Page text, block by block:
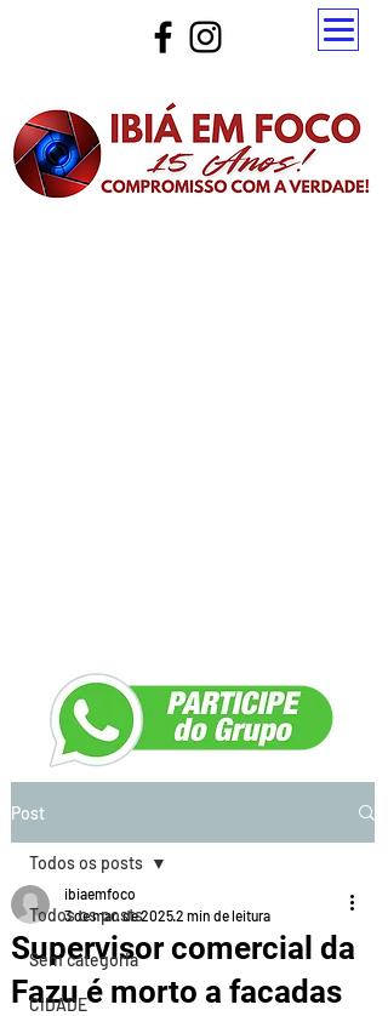
Post
Todos os posts
Sem categoria
CIDADE
Todos os posts
Supervisor comercial da
Fazu é morto a facadas
ibiaemfoco
3 de mar. de 20252 min de leitura